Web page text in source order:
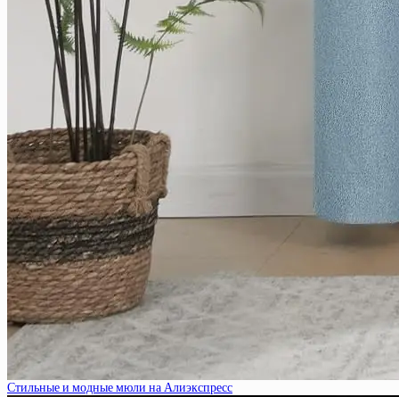
Стильные и модные мюли на Алиэкспресс